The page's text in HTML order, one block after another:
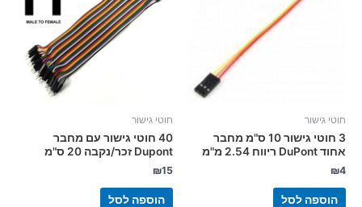
חוטי גישור
3 חוטי גישור 10 ס"מ מחבר
אחוד DuPont ריווח 2.54 מ"מ
₪4
הוספה לסל
חוטי גישור
40 חוטי גישור עם מחבר
Dupont זכר/נקבה 20 ס"מ
₪15
הוספה לסל